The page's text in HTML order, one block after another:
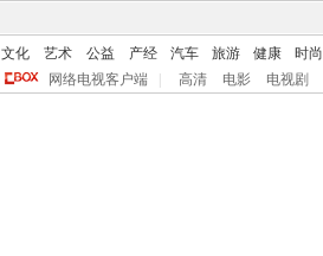
文化 艺术 公益 产经 汽车 旅游 健康 时尚
网络电视客户端 高清 电影 电视剧